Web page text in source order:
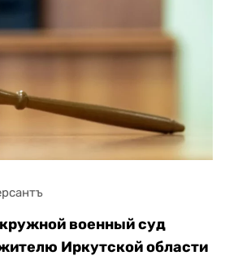
военный суд
Иркутской области